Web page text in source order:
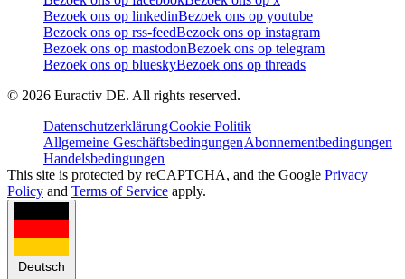
Bezoek ons op linkedinBezoek ons op youtube
Bezoek ons op rss-feedBezoek ons op instagram
Bezoek ons op mastodonBezoek ons op telegram
Bezoek ons op blueskyBezoek ons op threads
© 2026 Euractiv DE. All rights reserved.
DatenschutzerklärungCookie Politik
Allgemeine GeschäftsbedingungenAbonnementbedingungen
Handelsbedingungen
This site is protected by reCAPTCHA, and the Google Privacy
Policy and Terms of Service apply.
Deutsch